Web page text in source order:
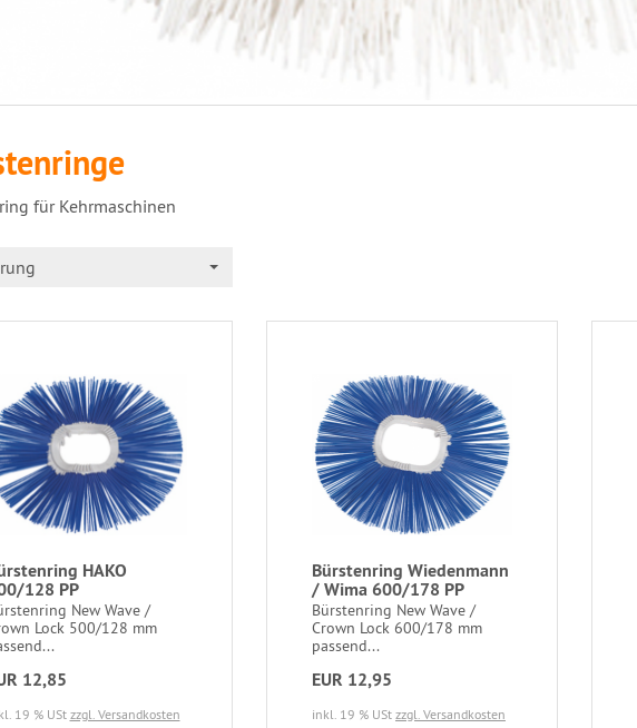
für Kehrmaschinen
HAKO
128 PP
New Wave /
Lock 500/128 mm
12,85
19 % USt zzgl. Versandkosten
Bürstenring Wiedenmann
/ Wima 600/178 PP
Bürstenring New Wave /
Crown Lock 600/178 mm
passend...
EUR 12,95
inkl. 19 % USt zzgl. Versandkosten